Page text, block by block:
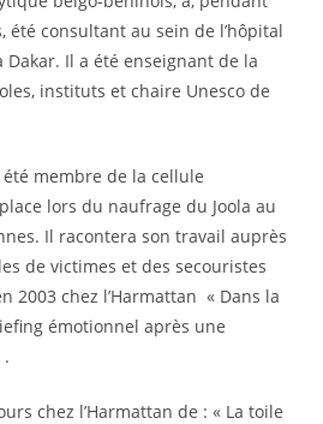
été consultant au sein de l’hôpital
Il a été enseignant de la
instituts et chaire Unesco de
membre de la cellule
lors du naufrage du Joola au
Il racontera son travail auprès
de victimes et des secouristes
2003 chez l’Harmattan « Dans la
émotionnel après une
chez l’Harmattan de : « La toile